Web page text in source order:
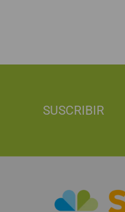
SUSCRIBIR